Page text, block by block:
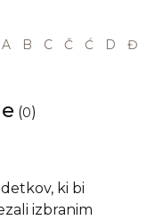
A B C Č Ć D Đ
(0)
ki bi
izbranim